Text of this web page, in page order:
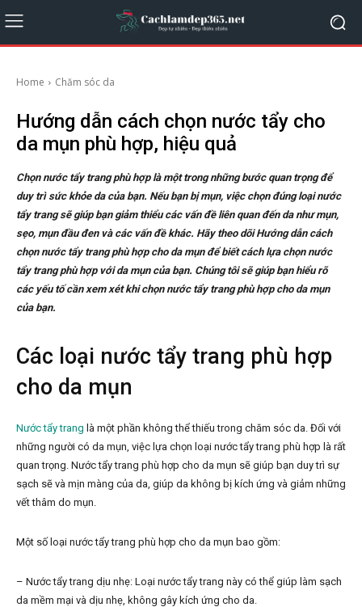
Home Chăm sóc da
Hướng dẫn cách chọn nước tẩy cho
da mụn phù hợp, hiệu quả
Chọn nước tẩy trang phù hợp là một trong những bước quan trọng để
duy trì sức khỏe da của bạn. Nếu bạn bị mụn, việc chọn đúng loại nước
tẩy trang sẽ giúp bạn giảm thiểu các vấn đề liên quan đến da như mụn,
sẹo, mụn đầu đen và các vấn đề khác. Hãy theo dõi Hướng dẫn cách
chọn nước tẩy trang phù hợp cho da mụn để biết cách lựa chọn nước
tẩy trang phù hợp với da mụn của bạn. Chúng tôi sẽ giúp bạn hiểu rõ
các yếu tố cần xem xét khi chọn nước tẩy trang phù hợp cho da mụn
của bạn.
Các loại nước tẩy trang phù hợp
cho da mụn
Nước tẩy trang là một phần không thể thiếu trong chăm sóc da. Đối với
những người có da mụn, việc lựa chọn loại nước tẩy trang phù hợp là rất
quan trọng. Nước tẩy trang phù hợp cho da mụn sẽ giúp bạn duy trì sự
sạch sẽ và mịn màng của da, giúp da không bị kích ứng và giảm những
vết thâm do mụn.
Một số loại nước tẩy trang phù hợp cho da mụn bao gồm:
– Nước tẩy trang dịu nhẹ: Loại nước tẩy trang này có thể giúp làm sạch
da mềm mại và dịu nhẹ, không gây kích ứng cho da.